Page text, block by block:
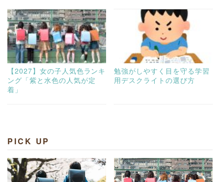
【2027】女の子人気色ランキ
ング「紫と水色の人気が定
着」
勉強がしやすく目を守る学習
用デスクライトの選び方
PICK UP